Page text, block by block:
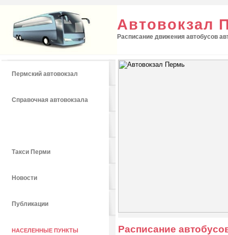
Автовокзал
Расписание движения автобусов
Пермский автовокзал
Справочная автовокзала
Такси Перми
Новости
Публикации
НАСЕЛЕННЫЕ ПУНКТЫ Расписание